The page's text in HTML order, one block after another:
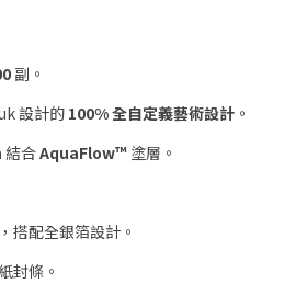
副。
設計的 100% 全自定義藝術設計 。
結合AquaFlow™ 塗層。
搭配全銀箔設計。
封條。